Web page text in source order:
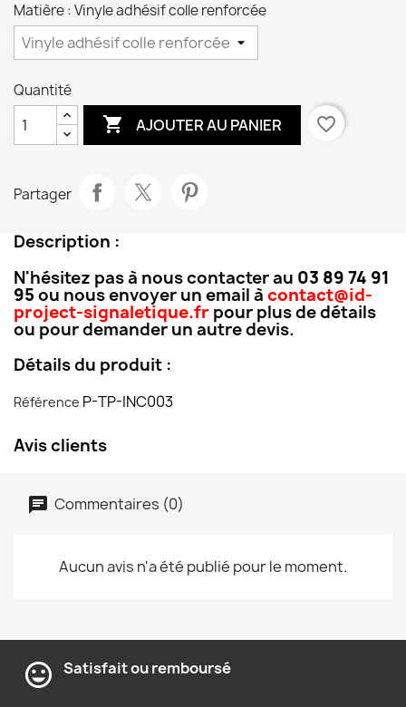
Matière : Vinyle adhésif colle renforcée
Quantité
 AJOUTER AU PANIER favorite_border
Partager
Description :
N'hésitez pas à nous contacter au 03 89 74 91
95 ou nous envoyer un email à contact@id-
project-signaletique.fr pour plus de détails
ou pour demander un autre devis.
Détails du produit :
Référence P-TP-INC003
Avis clients
Commentaires (0)
Aucun avis n'a été publié pour le moment.
Satisfait ou remboursé